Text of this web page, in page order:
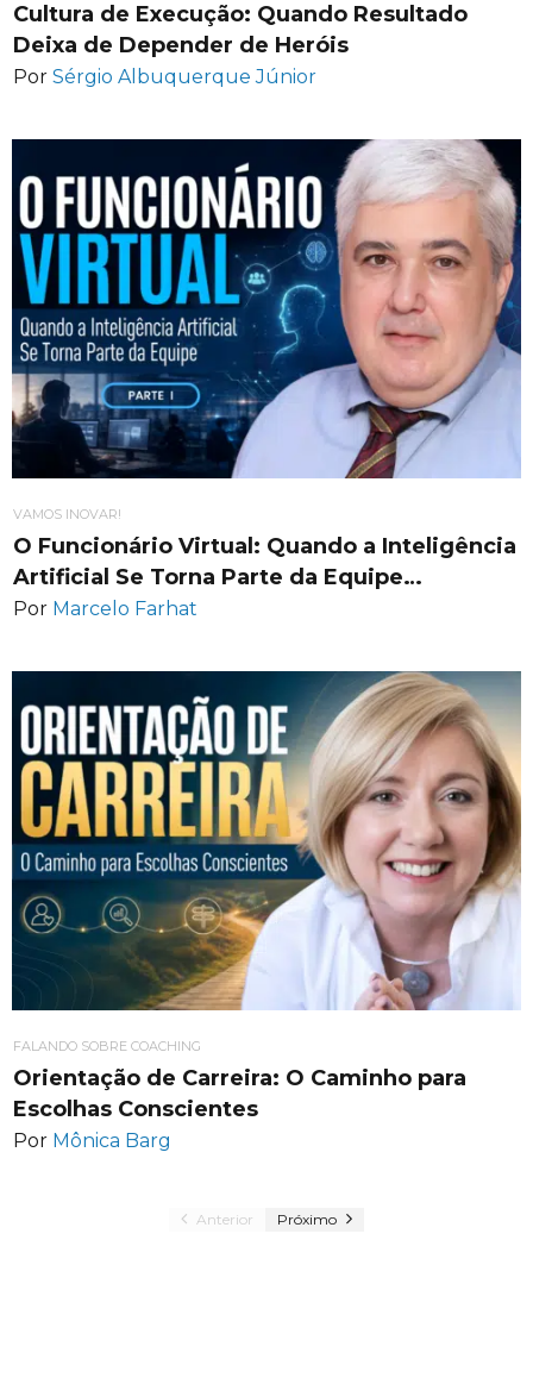
Cultura de Execução: Quando Resultado
Deixa de Depender de Heróis
Por Sérgio Albuquerque Júnior
VAMOS INOVAR!
O Funcionário Virtual: Quando a Inteligência
Artificial Se Torna Parte da Equipe…
Por Marcelo Farhat
FALANDO SOBRE COACHING
Orientação de Carreira: O Caminho para
Escolhas Conscientes
Por Mônica Barg
Anterior Próximo